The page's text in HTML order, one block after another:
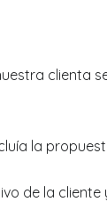
clienta
la
de la